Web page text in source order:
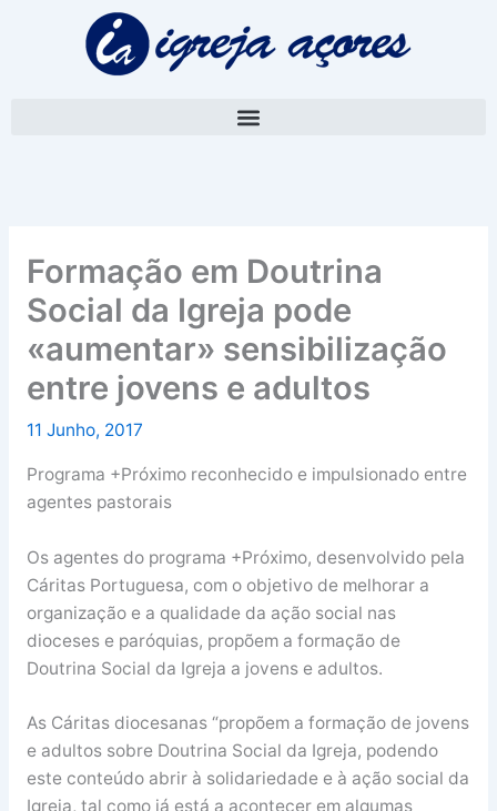
Formação em Doutrina
Social da Igreja pode
«aumentar» sensibilização
entre jovens e adultos
11 Junho, 2017
Programa +Próximo reconhecido e impulsionado entre
agentes pastorais
Os agentes do programa +Próximo, desenvolvido pela
Cáritas Portuguesa, com o objetivo de melhorar a
organização e a qualidade da ação social nas
dioceses e paróquias, propõem a formação de
Doutrina Social da Igreja a jovens e adultos.
As Cáritas diocesanas “propõem a formação de jovens
e adultos sobre Doutrina Social da Igreja, podendo
este conteúdo abrir à solidariedade e à ação social da
Igreja, tal como já está a acontecer em algumas